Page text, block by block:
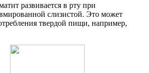
развивается в рту при
слизистой. Это может
твердой пищи, например,